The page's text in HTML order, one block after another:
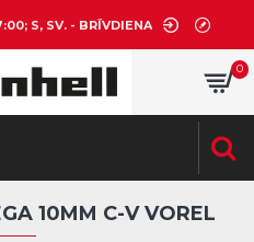
S, SV. - BRĪVDIENA
0
10MM C-V VOREL